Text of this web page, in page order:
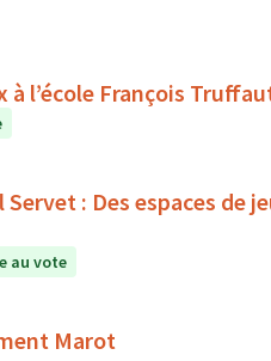
l’école François
: Des espaces de
au vote
Marot